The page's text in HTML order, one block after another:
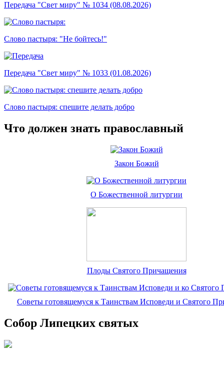
Передача "Свет миру" № 1034 (08.08.2026)
Слово пастыря: "Не бойтесь!"
Передача "Свет миру" № 1033 (01.08.2026)
Слово пастыря: спешите делать добро
Что должен знать православный
Закон Божий
О Божественной литургии
Плоды Святого Причащения
Советы готовящемуся к Таинствам Исповеди и Святого
Собор Липецких святых